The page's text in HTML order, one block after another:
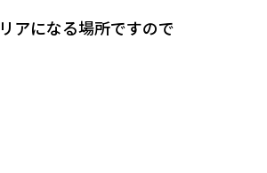
アになる場所ですので